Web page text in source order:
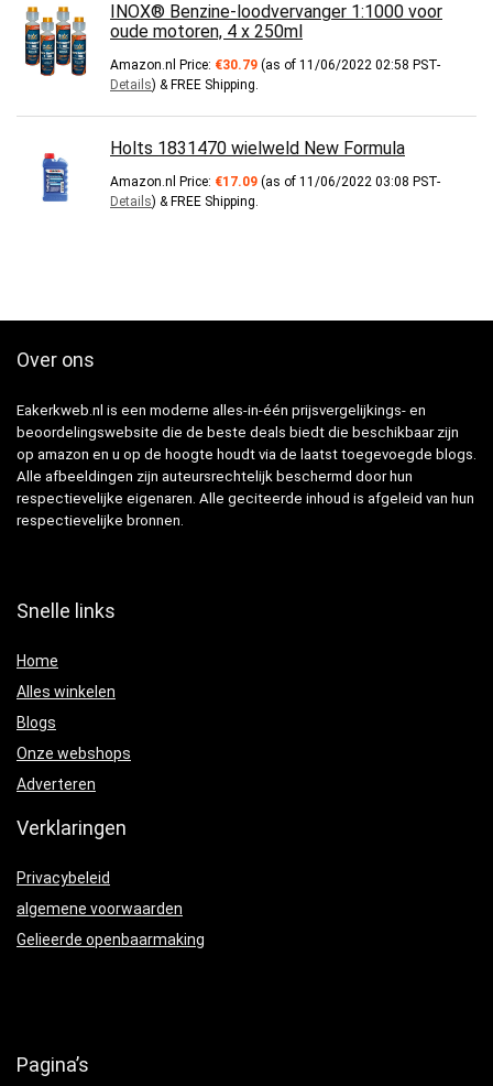
INOX® Benzine-loodvervanger 1:1000 voor
oude motoren, 4 x 250ml
Amazon.nl Price: €30.79 (as of 11/06/2022 02:58 PST-
Details) & FREE Shipping.
Holts 1831470 wielweld New Formula
Amazon.nl Price: €17.09 (as of 11/06/2022 03:08 PST-
Details) & FREE Shipping.
Over ons
Eakerkweb.nl is een moderne alles-in-één prijsvergelijkings- en
beoordelingswebsite die de beste deals biedt die beschikbaar zijn
op amazon en u op de hoogte houdt via de laatst toegevoegde blogs.
Alle afbeeldingen zijn auteursrechtelijk beschermd door hun
respectievelijke eigenaren. Alle geciteerde inhoud is afgeleid van hun
respectievelijke bronnen.
Snelle links
Home
Alles winkelen
Blogs
Onze webshops
Adverteren
Verklaringen
Privacybeleid
algemene voorwaarden
Gelieerde openbaarmaking
Pagina’s